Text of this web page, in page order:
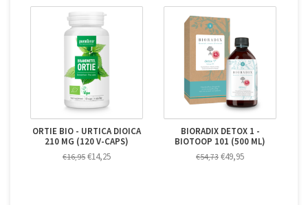
ORTIE BIO - URTICA DIOICA
210 MG (120 V-CAPS)
€16,95 €14,25
BIORADIX DETOX 1 -
BIOTOOP 101 (500 ML)
€54,73 €49,95